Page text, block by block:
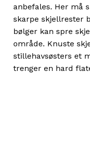
anbefales. Her må
skarpe skjellrester
bølger kan spre
område. Knuste
stillehavsøsters et
trenger en hard